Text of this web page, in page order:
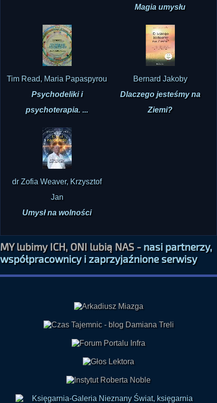
Magia umysłu
Tim Read, Maria Papaspyrou
Psychodeliki i
psychoterapia. ...
Bernard Jakoby
Dlaczego jesteśmy na
Ziemi?
dr Zofia Weaver, Krzysztof
Jan
Umysł na wolności
MY lubimy ICH, ONI lubią NAS -nasi partnerzy,
współpracownicy i zaprzyjaźnione serwisy